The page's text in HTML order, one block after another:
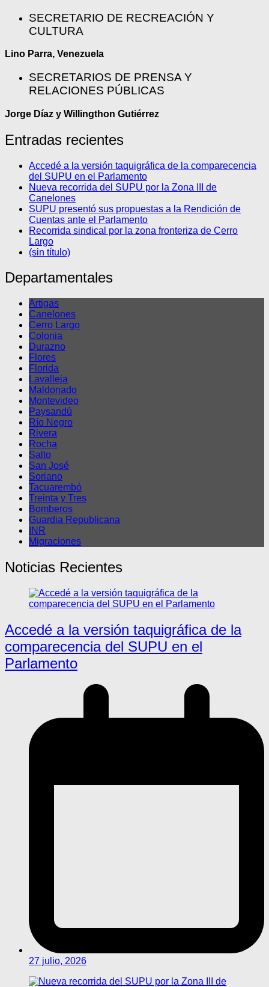
SECRETARIO DE RECREACIÓN Y
CULTURA
Lino Parra, Venezuela
SECRETARIOS DE PRENSA Y
RELACIONES PÚBLICAS
Jorge Díaz y Willingthon Gutiérrez
Entradas recientes
Accedé a la versión taquigráfica de la comparecencia
del SUPU en el Parlamento
Nueva recorrida del SUPU por la Zona III de
Canelones
SUPU presentó sus propuestas a la Rendición de
Cuentas ante el Parlamento
Recorrida sindical por la zona fronteriza de Cerro
Largo
(sin título)
Departamentales
Artigas
Canelones
Cerro Largo
Colonia
Durazno
Flores
Florida
Lavalleja
Maldonado
Montevideo
Paysandú
Río Negro
Rivera
Rocha
Salto
San José
Soriano
Tacuarembó
Treinta y Tres
Bomberos
Guardia Republicana
INR
Migraciones
Noticias Recientes
Accedé a la versión taquigráfica de la
comparecencia del SUPU en el
Parlamento
27 julio, 2026